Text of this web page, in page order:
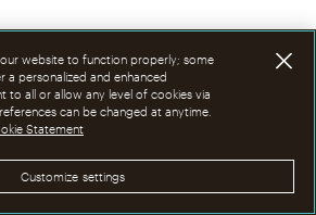
Daten, die von prädiktiven
werden, hängt von der
website to function properly; some
a personalized and enhanced
to all or allow any level of cookies via
can be changed at anytime.
Statement
Customize settings